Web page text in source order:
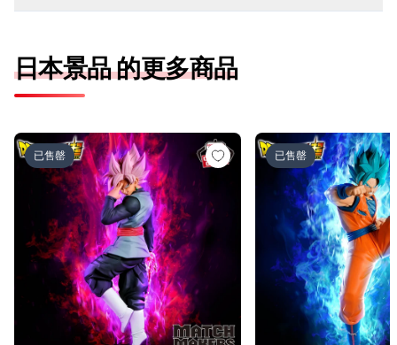
日本景品 的更多商品
ドラゴンボール超 MATCH MAKERS ゴクウブラック-超サ
已售罄
ドラゴンボール超
已售罄